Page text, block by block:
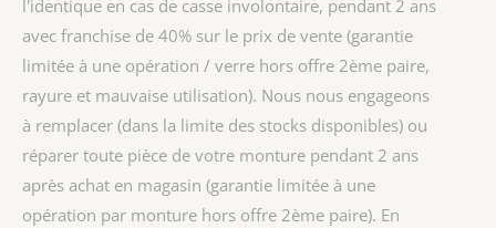
l'identique en cas de casse involontaire, pendant 2 ans
avec franchise de 40% sur le prix de vente (garantie
limitée à une opération / verre hors offre 2ème paire,
rayure et mauvaise utilisation). Nous nous engageons
à remplacer (dans la limite des stocks disponibles) ou
réparer toute pièce de votre monture pendant 2 ans
après achat en magasin (garantie limitée à une
opération par monture hors offre 2ème paire). En